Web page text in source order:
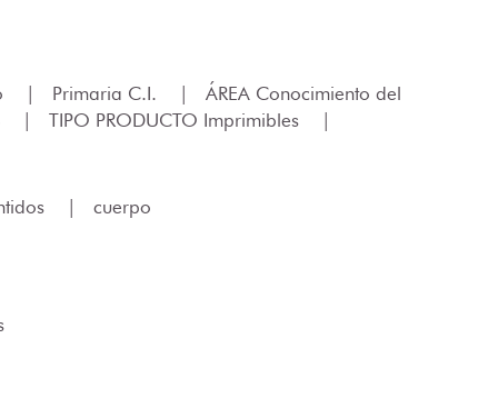
Primaria C.I.
ÁREA Conocimiento del
TIPO PRODUCTO Imprimibles
cuerpo